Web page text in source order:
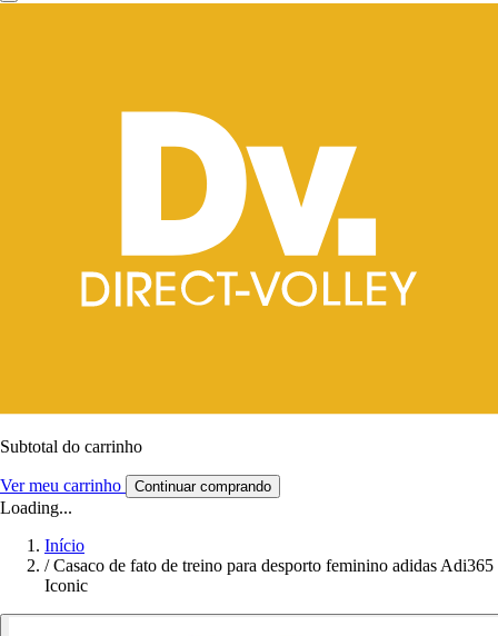
Subtotal do carrinho
Ver meu carrinho Continuar comprando
Loading...
Início
/ Casaco de fato de treino para desporto feminino adidas Adi365
Iconic